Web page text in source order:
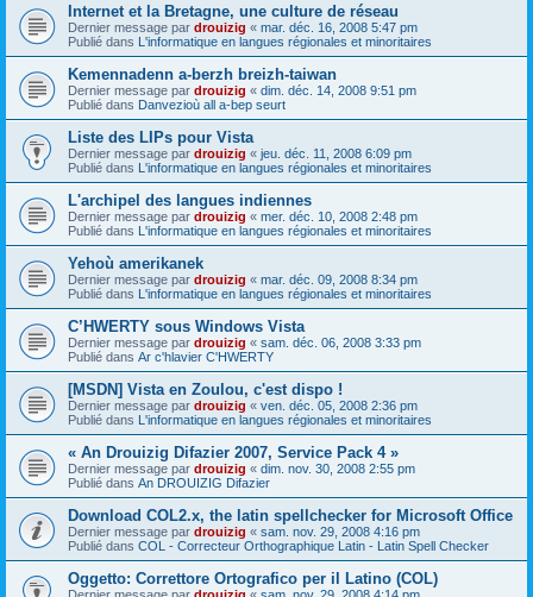
Internet et la Bretagne, une culture de réseau
Dernier message par drouizig « mar. déc. 16, 2008 5:47 pm
Publié dans L'informatique en langues régionales et minoritaires
Kemennadenn a-berzh breizh-taiwan
Dernier message par drouizig « dim. déc. 14, 2008 9:51 pm
Publié dans Danvezioù all a-bep seurt
Liste des LIPs pour Vista
Dernier message par drouizig « jeu. déc. 11, 2008 6:09 pm
Publié dans L'informatique en langues régionales et minoritaires
L'archipel des langues indiennes
Dernier message par drouizig « mer. déc. 10, 2008 2:48 pm
Publié dans L'informatique en langues régionales et minoritaires
Yehoù amerikanek
Dernier message par drouizig « mar. déc. 09, 2008 8:34 pm
Publié dans L'informatique en langues régionales et minoritaires
C’HWERTY sous Windows Vista
Dernier message par drouizig « sam. déc. 06, 2008 3:33 pm
Publié dans Ar c'hlavier C'HWERTY
[MSDN] Vista en Zoulou, c'est dispo !
Dernier message par drouizig « ven. déc. 05, 2008 2:36 pm
Publié dans L'informatique en langues régionales et minoritaires
« An Drouizig Difazier 2007, Service Pack 4 »
Dernier message par drouizig « dim. nov. 30, 2008 2:55 pm
Publié dans An DROUIZIG Difazier
Download COL2.x, the latin spellchecker for Microsoft Office
Dernier message par drouizig « sam. nov. 29, 2008 4:16 pm
Publié dans COL - Correcteur Orthographique Latin - Latin Spell Checker
Oggetto: Correttore Ortografico per il Latino (COL)
Dernier message par drouizig « sam. nov. 29, 2008 4:14 pm